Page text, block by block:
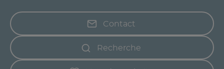
Contact
Recherche